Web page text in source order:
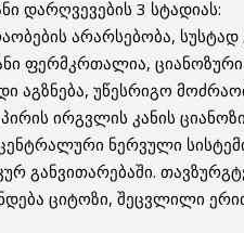
დარღვევების 3 სტადიას:
არარსებობა,
ფერმკრთალია,
აგზნება, უწესრიგო
ირგვლის კანის
ნერვული
განვითარებაში.
ციტოზი, შეცვლილი